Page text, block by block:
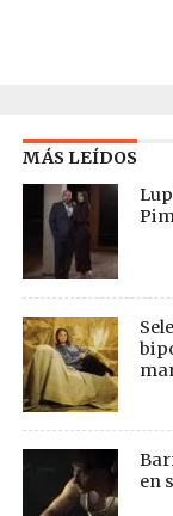
MÁS LEÍDOS
en